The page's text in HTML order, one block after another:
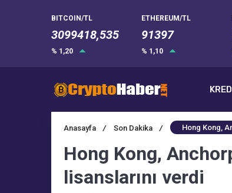
BITCOIN/TL
3099418,535
% 1,20
ETHEREUM/TL
91397
% 1,10
Anasayfa / Son Dakika / Hong Kong,
Hong Kong,
lisanslarını verdi